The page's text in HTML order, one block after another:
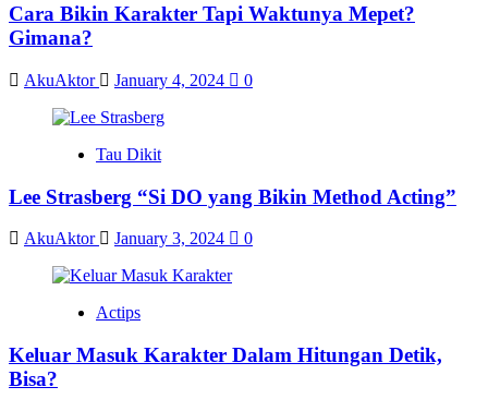
Cara Bikin Karakter Tapi Waktunya Mepet?
Gimana?
AkuAktor January 4, 2024 0
Tau Dikit
Lee Strasberg “Si DO yang Bikin Method Acting”
AkuAktor January 3, 2024 0
Actips
Keluar Masuk Karakter Dalam Hitungan Detik,
Bisa?